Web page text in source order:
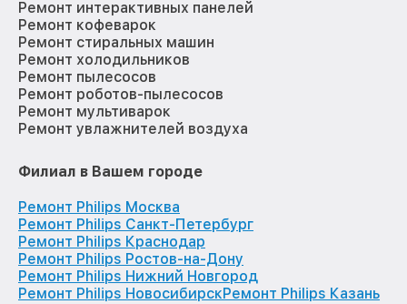
Ремонт интерактивных панелей
Ремонт кофеварок
Ремонт стиральных машин
Ремонт холодильников
Ремонт пылесосов
Ремонт роботов-пылесосов
Ремонт мультиварок
Ремонт увлажнителей воздуха
Филиал в Вашем городе
Ремонт Philips Москва
Ремонт Philips Санкт-Петербург
Ремонт Philips Краснодар
Ремонт Philips Ростов-на-Дону
Ремонт Philips Нижний Новгород
Ремонт Philips НовосибирскРемонт Philips Казань